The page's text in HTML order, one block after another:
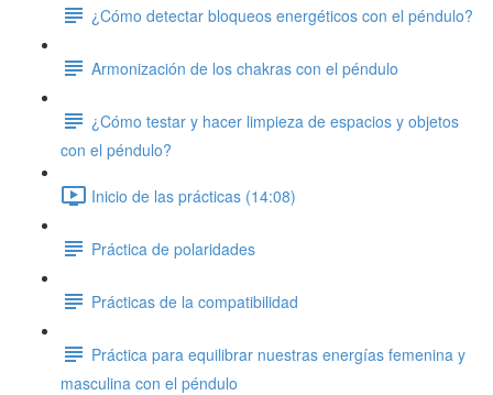
¿Cómo detectar bloqueos energéticos con el péndulo?
Armonización de los chakras con el péndulo
¿Cómo testar y hacer limpieza de espacios y objetos
con el péndulo?
Inicio de las prácticas (14:08)
Práctica de polaridades
Prácticas de la compatibilidad
Práctica para equilibrar nuestras energías femenina y
masculina con el péndulo